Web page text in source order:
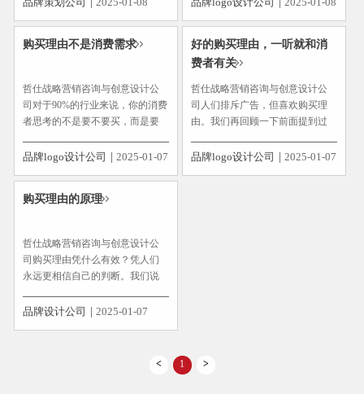
令）也分为理性和感性两种。理
因为在我所见的现实中，我敢说...
购买理由不是消费需求
哲仕战略营销咨询与创意设计公
司对于90%的行业来说，你的消费
者思考的不是要不要买，而是要
包装思考时都混淆在这个地方，
容是在让消费者购买这类产品...
品牌logo设计公司 2025-01-07
好的购买理由，一听就和消
费者有关
哲仕战略营销咨询与创意设计公
司人们排斥广告，但喜欢购买理
由。我们再回顾一下前面提到过
调产品自己的优点，忽略了“你的
品牌logo设计公司 2025-01-07
购买理由的原理
哲仕战略营销咨询与创意设计公
司购买理由凭什么有效？凭人们
永远更相信自己的判断。我们说
超级销量设计。那么超级购买理
品牌设计公司 2025-01-07
< 1 >